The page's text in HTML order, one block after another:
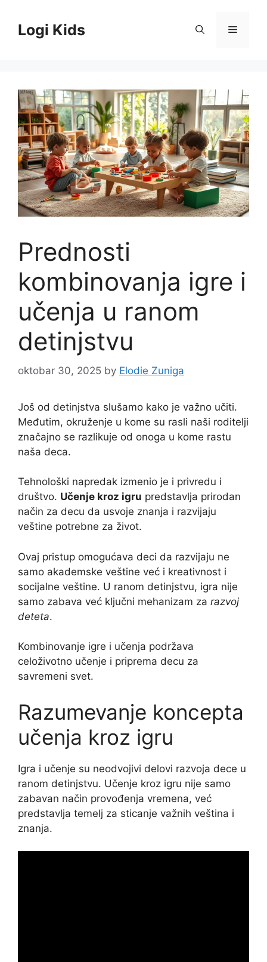
contentLogi Kids Menu
Prednosti
kombinovanja igre i
učenja u ranom
detinjstvu
oktobar 30, 2025 by Elodie Zuniga
Još od detinjstva slušamo kako je važno učiti.
Međutim, okruženje u kome su rasli naši roditelji
značajno se razlikuje od onoga u kome rastu
naša deca.
Tehnološki napredak izmenio je i privredu i
društvo. Učenje kroz igru predstavlja prirodan
način za decu da usvoje znanja i razvijaju
veštine potrebne za život.
Ovaj pristup omogućava deci da razvijaju ne
samo akademske veštine već i kreativnost i
socijalne veštine. U ranom detinjstvu, igra nije
samo zabava već ključni mehanizam za razvoj
deteta.
Kombinovanje igre i učenja podržava
celoživotno učenje i priprema decu za
savremeni svet.
Razumevanje koncepta
učenja kroz igru
Igra i učenje su neodvojivi delovi razvoja dece u
ranom detinjstvu. Učenje kroz igru nije samo
zabavan način provođenja vremena, već
predstavlja temelj za sticanje važnih veština i
znanja.